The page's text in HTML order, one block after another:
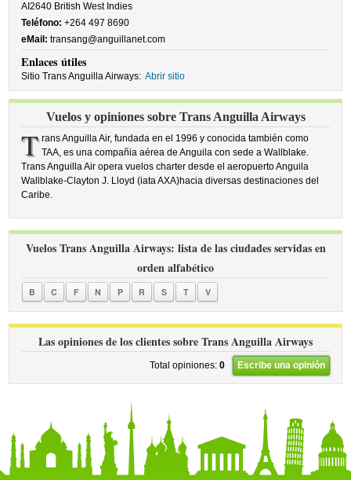
AI2640 British West Indies
Teléfono: +264 497 8690
eMail: transang@anguillanet.com
Enlaces útiles
Sitio Trans Anguilla Airways: Abrir sitio
Vuelos y opiniones sobre Trans Anguilla Airways
T rans Anguilla Air, fundada en el 1996 y conocida también como
TAA, es una compañia aérea de Anguila con sede a Wallblake.
Trans Anguilla Air opera vuelos charter desde el aeropuerto Anguila
Wallblake-Clayton J. Lloyd (iata AXA)hacia diversas destinaciones del
Caribe.
Vuelos Trans Anguilla Airways: lista de las ciudades servidas en
orden alfabético
B C F N P R S T V
Las opiniones de los clientes sobre Trans Anguilla Airways
Total opiniones: 0 Escribe una opinión